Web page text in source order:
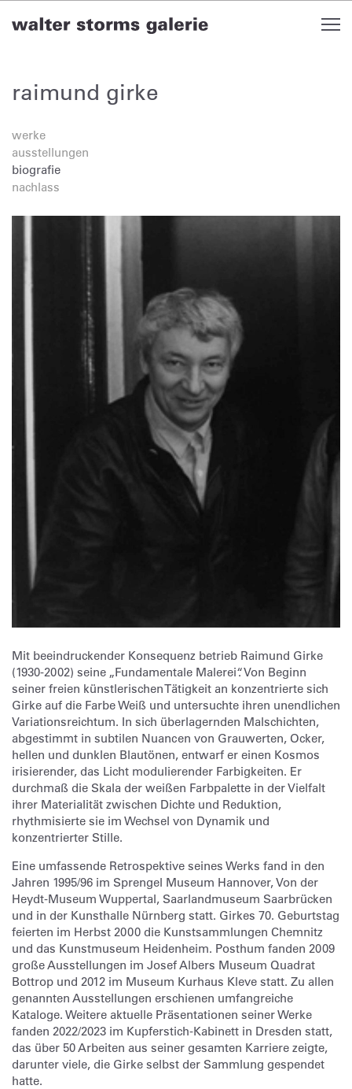
raimund girke
werke
ausstellungen
biografie
nachlass
Mit beeindruckender Konsequenz betrieb Raimund Girke
(1930-2002) seine „Fundamentale Malerei“. Von Beginn
seiner freien künstlerischen Tätigkeit an konzentrierte sich
Girke auf die Farbe Weiß und untersuchte ihren unendlichen
Variationsreichtum. In sich überlagernden Malschichten,
abgestimmt in subtilen Nuancen von Grauwerten, Ocker,
hellen und dunklen Blautönen, entwarf er einen Kosmos
irisierender, das Licht modulierender Farbigkeiten. Er
durchmaß die Skala der weißen Farbpalette in der Vielfalt
ihrer Materialität zwischen Dichte und Reduktion,
rhythmisierte sie im Wechsel von Dynamik und
konzentrierter Stille.
Eine umfassende Retrospektive seines Werks fand in den
Jahren 1995/96 im Sprengel Museum Hannover, Von der
Heydt-Museum Wuppertal, Saarlandmuseum Saarbrücken
und in der Kunsthalle Nürnberg statt. Girkes 70. Geburtstag
feierten im Herbst 2000 die Kunstsammlungen Chemnitz
und das Kunstmuseum Heidenheim. Posthum fanden 2009
große Ausstellungen im Josef Albers Museum Quadrat
Bottrop und 2012 im Museum Kurhaus Kleve statt. Zu allen
genannten Ausstellungen erschienen umfangreiche
Kataloge. Weitere aktuelle Präsentationen seiner Werke
fanden 2022/2023 im Kupferstich-Kabinett in Dresden statt,
das über 50 Arbeiten aus seiner gesamten Karriere zeigte,
darunter viele, die Girke selbst der Sammlung gespendet
hatte.